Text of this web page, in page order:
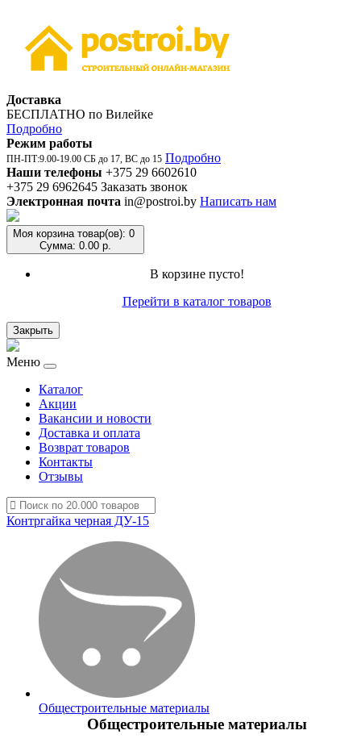
Доставка
БЕСПЛАТНО по Вилейке
Подробно
Режим работы
ПН-ПТ:9.00-19.00 СБ до 17, ВС до 15 Подробно
Наши телефоны +375 29 6602610
+375 29 6962645 Заказать звонок
Электронная почта in@postroi.by Написать нам
Моя корзина товар(ов): 0
Сумма: 0.00 р.
В корзине пусто!
Перейти в каталог товаров
Закрыть
Меню
Каталог
Акции
Вакансии и новости
Доставка и оплата
Возврат товаров
Контакты
Отзывы
Контргайка черная ДУ-15
Общестроительные материалы
Общестроительные материалы